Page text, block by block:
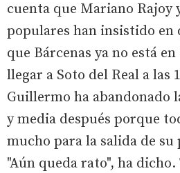
cuenta que Mariano Rajoy
populares han insistido en
que Bárcenas ya no está
llegar a Soto del Real a las
Guillermo ha abandonado
y media después porque
mucho para la salida de su
"Aún queda rato", ha